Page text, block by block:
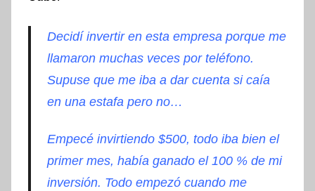
Decidí invertir en esta empresa porque me
llamaron muchas veces por teléfono.
Supuse que me iba a dar cuenta si caía
en una estafa pero no…
Empecé invirtiendo $500, todo iba bien el
primer mes, había ganado el 100 % de mi
inversión. Todo empezó cuando me